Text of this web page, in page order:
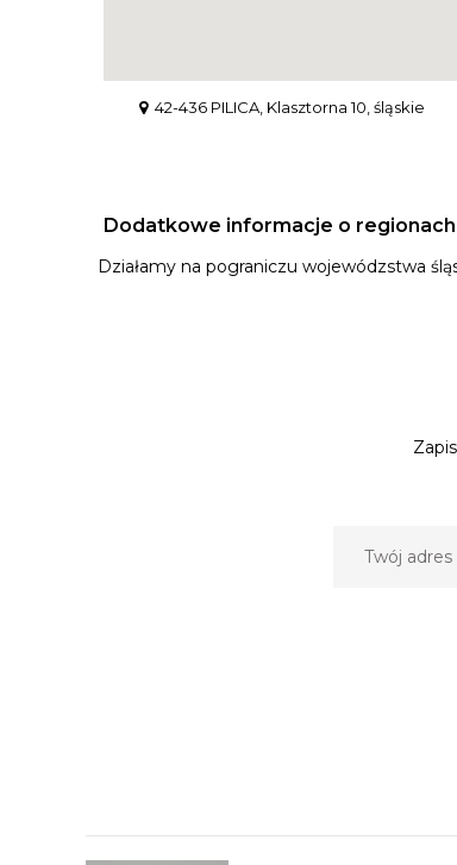
42-436 PILICA, Klasztorna 10, śląskie
Dodatkowe informacje o regionach
Działamy na pograniczu wojewódzstwa